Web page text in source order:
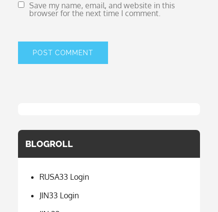
Save my name, email, and website in this
browser for the next time I comment.
BLOGROLL
RUSA33 Login
JIN33 Login